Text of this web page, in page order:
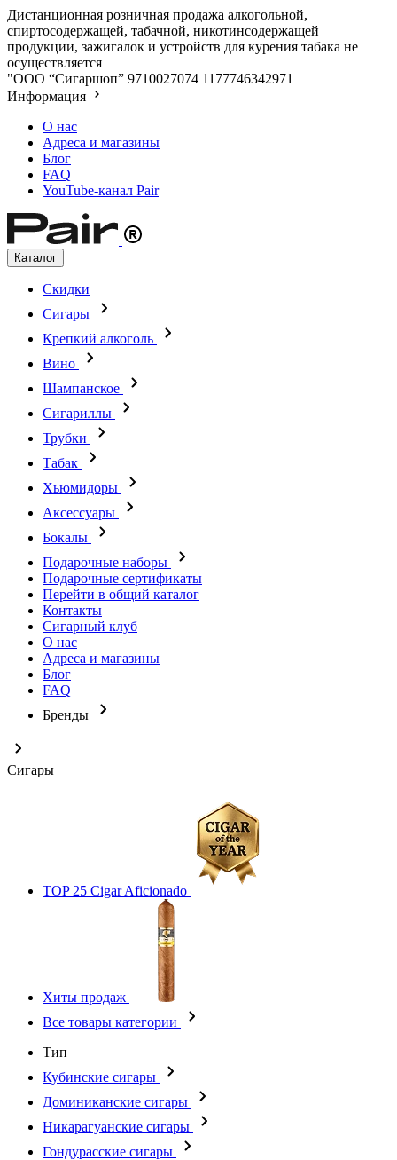
Дистанционная розничная продажа алкогольной,
спиртосодержащей, табачной, никотинсодержащей
продукции, зажигалок и устройств для курения табака не
осуществляется
"ООО “Сигаршоп” 9710027074 1177746342971
Информация
О нас
Адреса и магазины
Блог
FAQ
YouTube-канал Pair
Каталог
Скидки
Сигары
Крепкий алкоголь
Вино
Шампанское
Сигариллы
Трубки
Табак
Хьюмидоры
Аксессуары
Бокалы
Подарочные наборы
Подарочные сертификаты
Перейти в общий каталог
Контакты
Сигарный клуб
О нас
Адреса и магазины
Блог
FAQ
Бренды
Сигары
TOP 25 Cigar Aficionado
Хиты продаж
Все товары категории
Тип
Кубинские сигары
Доминиканские сигары
Никарагуанские сигары
Гондурасские сигары